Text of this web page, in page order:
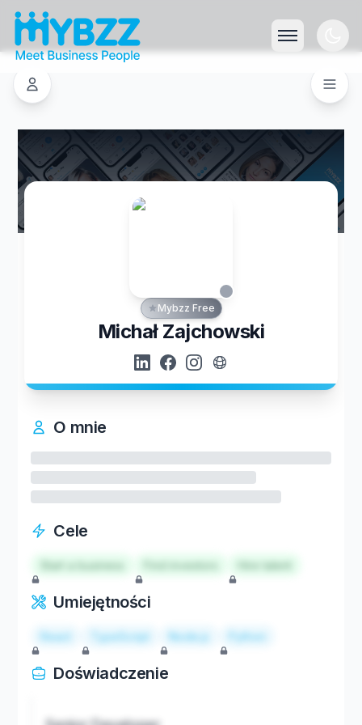
Mybzz Free
Michał Zajchowski
O mnie
Cele
Start a business Hire talent
Umiejętności
React TypeScript Node.js Python
Doświadczenie